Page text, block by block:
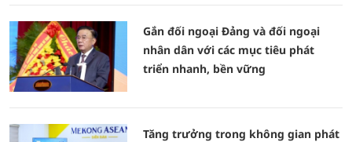
Gắn đối ngoại Đảng và đối ngoại
nhân dân với các mục tiêu phát
triển nhanh, bền vững
Tăng trưởng trong không gian phát